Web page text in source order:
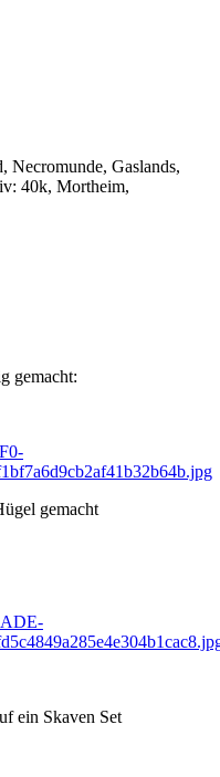
Necromunde, Gaslands,
40k, Mortheim,
gemacht:
gemacht
ein Skaven Set